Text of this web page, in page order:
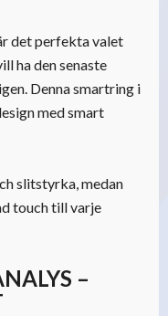
det perfekta valet
ha den senaste
Denna smartring i
med smart
slitstyrka, medan
touch till varje
–